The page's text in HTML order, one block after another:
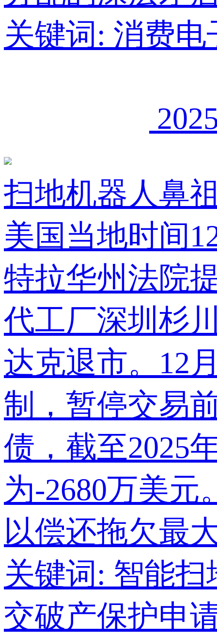
关键词: 消费电
扫地机器人鼻
美国当地时间
特拉华州法院
代工厂深圳杉
达克退市。12
制，暂停交易
债，截至2025
为-2680万美
以偿还拖欠最
关键词: 智能扫
交破产保护申